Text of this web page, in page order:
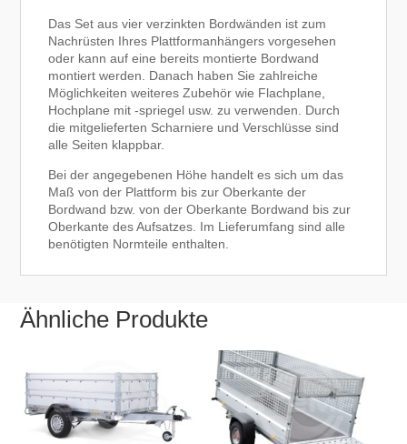
Das Set aus vier verzinkten Bordwänden ist zum
Nachrüsten Ihres Plattformanhängers vorgesehen
oder kann auf eine bereits montierte Bordwand
montiert werden. Danach haben Sie zahlreiche
Möglichkeiten weiteres Zubehör wie Flachplane,
Hochplane mit -spriegel usw. zu verwenden. Durch
die mitgelieferten Scharniere und Verschlüsse sind
alle Seiten klappbar.
Bei der angegebenen Höhe handelt es sich um das
Maß von der Plattform bis zur Oberkante der
Bordwand bzw. von der Oberkante Bordwand bis zur
Oberkante des Aufsatzes. Im Lieferumfang sind alle
benötigten Normteile enthalten.
Ähnliche Produkte